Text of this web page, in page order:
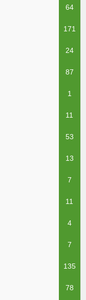
64
171
24
87
1
11
53
13
7
11
4
7
135
78